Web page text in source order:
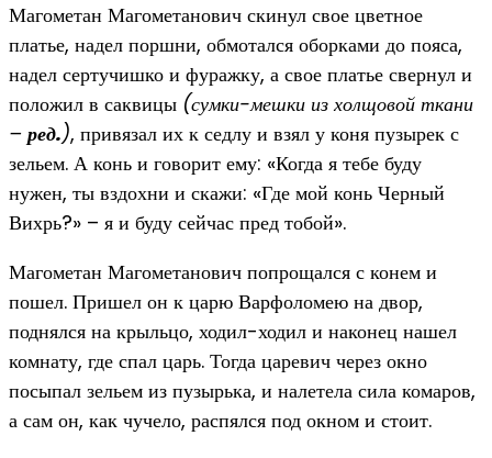
Магометан Магометанович скинул свое цветное
платье, надел поршни, обмотался оборками до пояса,
надел сертучишко и фуражку, а свое платье свернул и
положил в саквицы (сумки-мешки из холщовой ткани
– ред.), привязал их к седлу и взял у коня пузырек с
зельем. А конь и говорит ему: «Когда я тебе буду
нужен, ты вздохни и скажи: «Где мой конь Черный
Вихрь?» – я и буду сейчас пред тобой».
Магометан Магометанович попрощался с конем и
пошел. Пришел он к царю Варфоломею на двор,
поднялся на крыльцо, ходил-ходил и наконец нашел
комнату, где спал царь. Тогда царевич через окно
посыпал зельем из пузырька, и налетела сила комаров,
а сам он, как чучело, распялся под окном и стоит.